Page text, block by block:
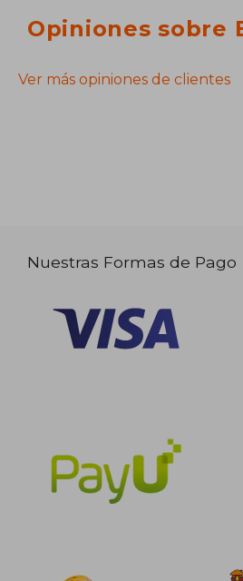
Opiniones sobre
Ver más opiniones de clientes
Nuestras Formas de Pago